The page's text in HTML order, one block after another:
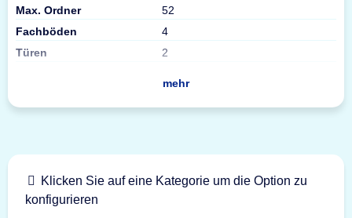
Max. Ordner
52
Fachböden
4
Türen
2
mehr
Klicken Sie auf eine Kategorie um die Option zu
konfigurieren